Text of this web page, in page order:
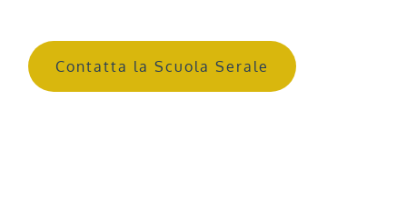
Contatta la Scuola Serale